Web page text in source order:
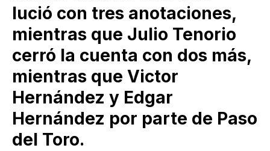
lució con tres anotaciones,
mientras que Julio Tenorio
cerró la cuenta con dos más,
mientras que Victor
Hernández y Edgar
Hernández por parte de Paso
del Toro.